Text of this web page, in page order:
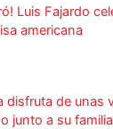
Luis Fajardo
americana
disfruta de unas
junto a su familia